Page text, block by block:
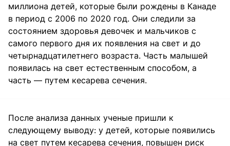
миллиона детей, которые были рождены в Канаде
в период с 2006 по 2020 год. Они следили за
состоянием здоровья девочек и мальчиков с
самого первого дня их появления на свет и до
четырнадцатилетнего возраста. Часть малышей
появилась на свет естественным способом, а
часть — путем кесарева сечения.
После анализа данных ученые пришли к
следующему выводу: у детей, которые появились
на свет путем кесарева сечения, повышен риск